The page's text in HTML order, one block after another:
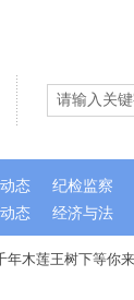
木莲王树下等你来
态 经济与法
态 纪检监察